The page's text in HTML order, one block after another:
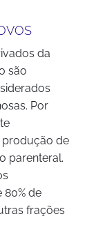
da
são
Por
produção de
parenteral.
de
frações